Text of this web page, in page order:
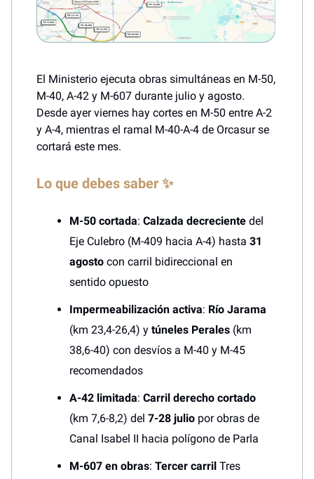
El Ministerio ejecuta obras simultáneas en M-50,
M-40, A-42 y M-607 durante julio y agosto.
Desde ayer viernes hay cortes en M-50 entre A-2
y A-4, mientras el ramal M-40-A-4 de Orcasur se
cortará este mes.
Lo que debes saber ✨
M-50 cortada: Calzada decreciente del
Eje Culebro (M-409 hacia A-4) hasta 31
agosto con carril bidireccional en
sentido opuesto
Impermeabilización activa: Río Jarama
(km 23,4-26,4) y túneles Perales (km
38,6-40) con desvíos a M-40 y M-45
recomendados
A-42 limitada: Carril derecho cortado
(km 7,6-8,2) del 7-28 julio por obras de
Canal Isabel II hacia polígono de Parla
M-607 en obras: Tercer carril Tres